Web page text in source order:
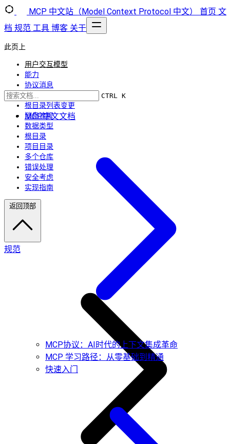
MCP 中文站（Model Context Protocol 中文） 首页 文
档 规范 工具 博客 关于
CTRL K
MCP中文文档
MCP协议：AI时代的上下文集成革命
MCP 学习路径：从零基础到精通
快速入门
此页上
用户交互模型
能力
协议消息
列出根目录
根目录列表变更
消息流程
数据类型
根目录
项目目录
多个仓库
错误处理
安全考虑
实现指南
返回顶部
规范